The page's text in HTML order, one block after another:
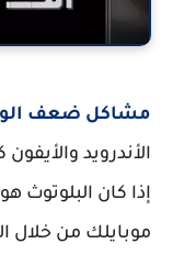
مشاكل ضعف
الأندرويد
إذا كان البلوتوث
موبايلك من خلال